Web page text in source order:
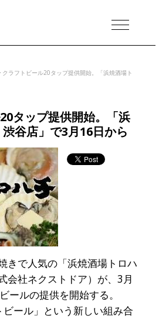
MENU
クラフトビール20タップ提供開始。「浜焼酒場ト
タップ提供開始。「浜
谷店」で3月16日から
きで人気の「浜焼酒場トロハ
社ネクストドア）が、3月
ールの提供を開始する。
ビール」という新しい組み合